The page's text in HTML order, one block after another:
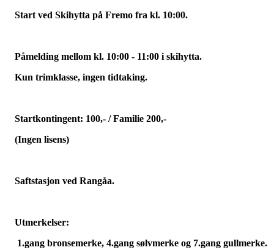
Start ved Skihytta på Fremo fra kl. 10:00.
Påmelding mellom kl. 10:00 - 11:00 i skihytta.
Kun trimklasse, ingen tidtaking.
Startkontingent: 100,- / Familie 200,-
(Ingen lisens)
Saftstasjon ved Rangåa.
Utmerkelser:
1.gang bronsemerke, 4.gang sølvmerke og 7.gang gullmerke.